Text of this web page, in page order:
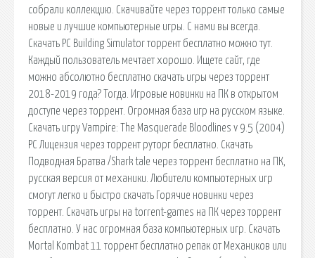
собрали коллекцию. Скачивайте через торрент только самые
новые и лучшие компьютерные игры. С нами вы всегда.
Скачать PC Building Simulator торрент бесплатно можно тут.
Каждый пользователь мечтает хорошо. Ищете сайт, где
можно абсолютно бесплатно скачать игры через торрент
2018-2019 года? Тогда. Игровые новинки на ПК в открытом
доступе через торрент. Огромная база игр на русском языке.
Скачать игру Vampire: The Masquerade Bloodlines v 9.5 (2004)
PC Лицензия через торрент руторг бесплатно. Скачать
Подводная Братва /Shark tale через торрент бесплатно на ПК,
русская версия от механики. Любители компьютерных игр
смогут легко и быстро скачать Горячие новинки через
торрент. Скачать игры на torrent-games на ПК через торрент
бесплатно. У нас огромная база компьютерных игр. Скачать
Mortal Kombat 11 торрент бесплатно репак от Механиков или